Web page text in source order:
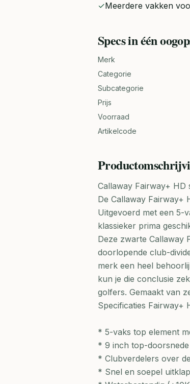
✓Meerdere vakken
Specs in één
Merk
Categorie
Subcategorie
Prijs
Voorraad
Artikelcode
Callaway Fairway+ HD
De Callaway Fairway+
Uitgevoerd met een 5-
klassieker prima
Deze zwarte Callaway
doorlopende club-
merk een heel
kun je die conclusie
golfers. Gemaakt van
Specificaties Fairway+
* 5-vaks top element
* 9 inch top-doorsnede
* Clubverdelers over
* Snel en soepel